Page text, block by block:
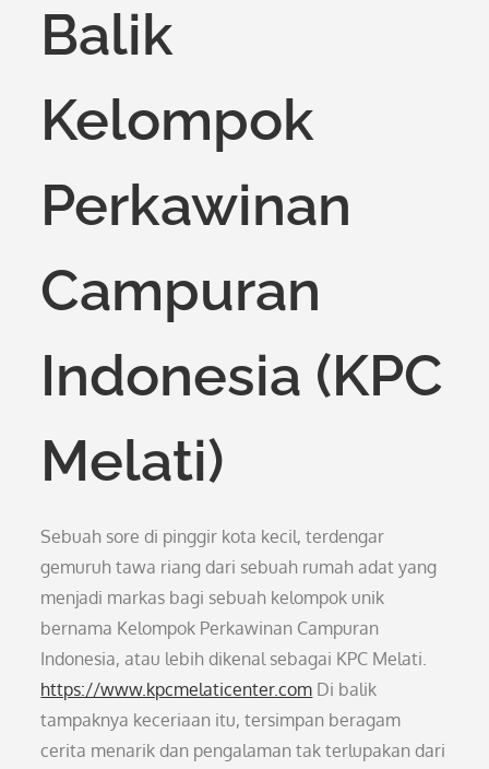
Balik
Kelompok
Perkawinan
Campuran
Indonesia (KPC
Melati)
Sebuah sore di pinggir kota kecil, terdengar
gemuruh tawa riang dari sebuah rumah adat yang
menjadi markas bagi sebuah kelompok unik
bernama Kelompok Perkawinan Campuran
Indonesia, atau lebih dikenal sebagai KPC Melati.
https://www.kpcmelaticenter.com Di balik
tampaknya keceriaan itu, tersimpan beragam
cerita menarik dan pengalaman tak terlupakan dari